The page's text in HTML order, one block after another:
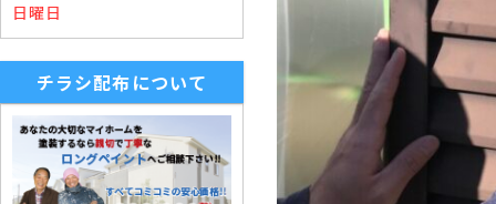
日曜日
チラシ配布について